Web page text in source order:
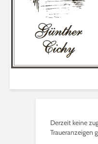
Derzeit keine
Traueranzeigen